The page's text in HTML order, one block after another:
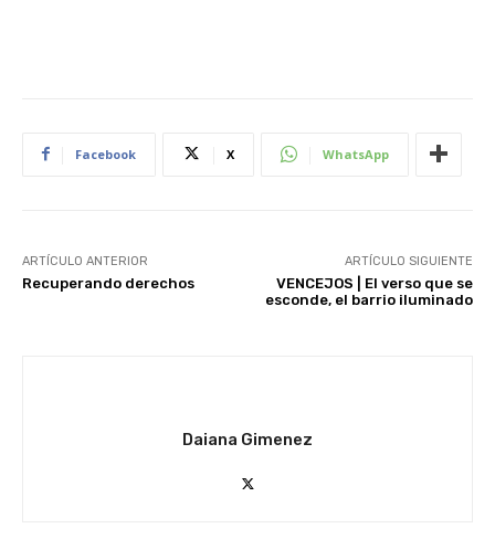
Facebook X WhatsApp
ARTÍCULO ANTERIOR
Recuperando derechos
ARTÍCULO SIGUIENTE
VENCEJOS | El verso que se
esconde, el barrio iluminado
Daiana Gimenez